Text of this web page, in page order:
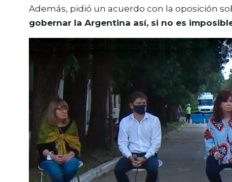
Además, pidió un acuerdo con la oposición
gobernar la Argentina así, si no es